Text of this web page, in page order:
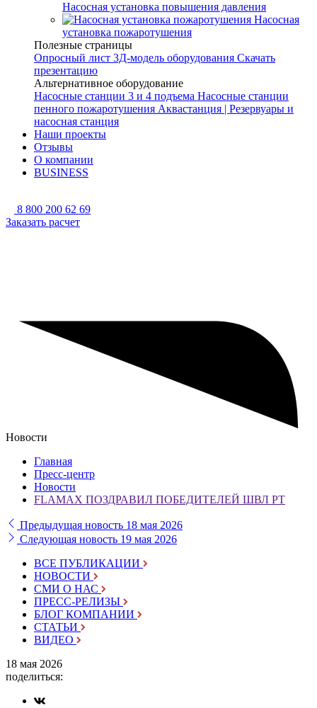
Насосная установка повышения давления
Насосная
установка пожаротушения
Полезные страницы
Опросный лист 3Д-модель оборудования Скачать
презентацию
Альтернативное оборудование
Насосные станции 3 и 4 подъема Насосные станции
пенного пожаротушения Аквастанция | Резервуары и
насосная станция
Наши проекты
Отзывы
О компании
BUSINESS
8 800 200 62 69
Заказать расчет
Новости
Главная
Пресс-центр
Новости
FLAMAX ПОЗДРАВИЛ ПОБЕДИТЕЛЕЙ ШВЛ РТ
Предыдущая новость 18 мая 2026
Следующая новость 19 мая 2026
ВСЕ ПУБЛИКАЦИИ
НОВОСТИ
СМИ О НАС
ПРЕСС-РЕЛИЗЫ
БЛОГ КОМПАНИИ
СТАТЬИ
ВИДЕО
18 мая 2026
поделиться: